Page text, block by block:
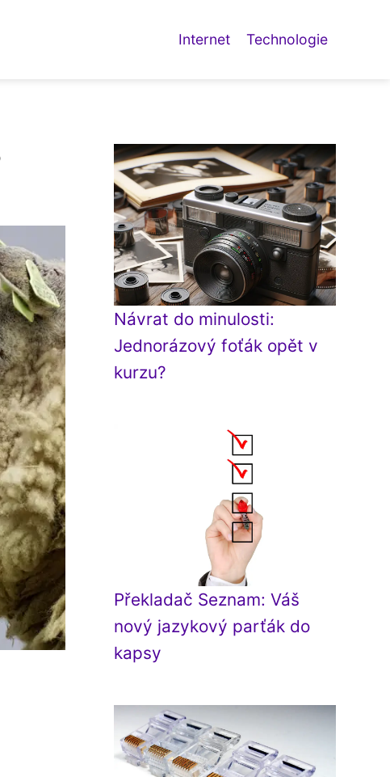
Internet Technologie
Návrat do minulosti:
Jednorázový foťák opět v
kurzu?
Překladač Seznam: Váš
nový jazykový parťák do
kapsy